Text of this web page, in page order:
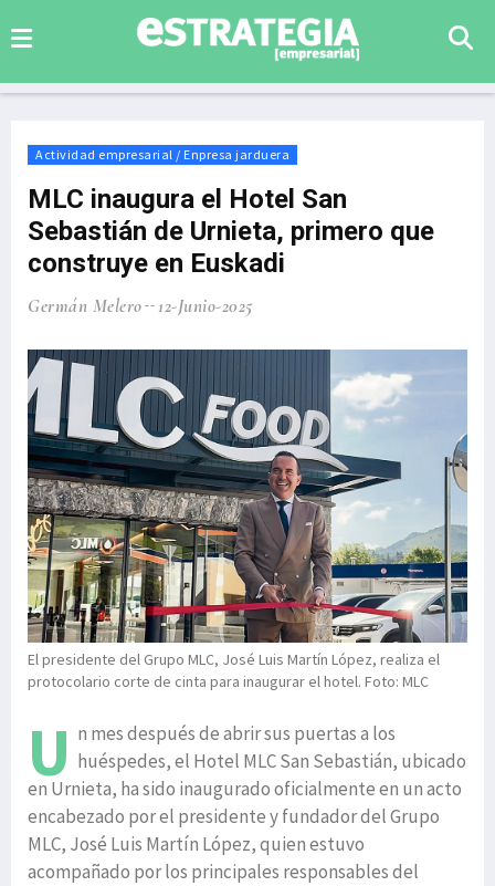
Actividad empresarial / Enpresa jarduera
MLC inaugura el Hotel San
Sebastián de Urnieta, primero que
construye en Euskadi
Germán Melero 12-Junio-2025
El presidente del Grupo MLC, José Luis Martín López, realiza el
protocolario corte de cinta para inaugurar el hotel. Foto: MLC
U n mes después de abrir sus puertas a los
huéspedes, el Hotel MLC San Sebastián, ubicado
en Urnieta, ha sido inaugurado oficialmente en un acto
encabezado por el presidente y fundador del Grupo
MLC, José Luis Martín López, quien estuvo
acompañado por los principales responsables del